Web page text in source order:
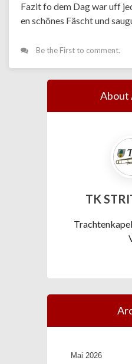
Fazit fo dem Dag war uff
en schönes Fäscht und
Be the First to comment.
About
TK
Mai 2026